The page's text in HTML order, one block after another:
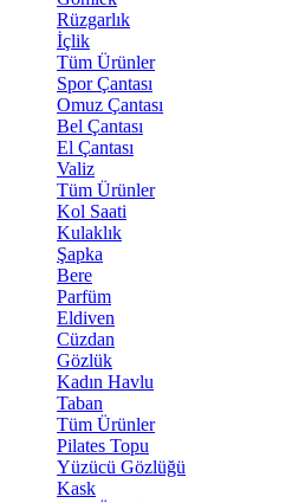
Rüzgarlık
İçlik
Tüm Ürünler
Spor Çantası
Omuz Çantası
Bel Çantası
El Çantası
Valiz
Tüm Ürünler
Kol Saati
Kulaklık
Şapka
Bere
Parfüm
Eldiven
Cüzdan
Gözlük
Kadın Havlu
Taban
Tüm Ürünler
Pilates Topu
Yüzücü Gözlüğü
Kask